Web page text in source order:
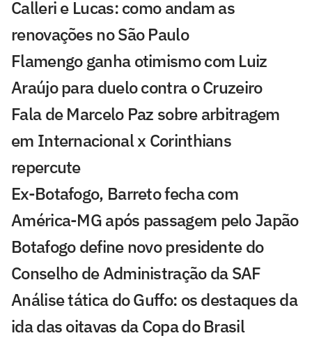
Calleri e Lucas: como andam as
renovações no São Paulo
Flamengo ganha otimismo com Luiz
Araújo para duelo contra o Cruzeiro
Fala de Marcelo Paz sobre arbitragem
em Internacional x Corinthians
repercute
Ex-Botafogo, Barreto fecha com
América-MG após passagem pelo Japão
Botafogo define novo presidente do
Conselho de Administração da SAF
Análise tática do Guffo: os destaques da
ida das oitavas da Copa do Brasil